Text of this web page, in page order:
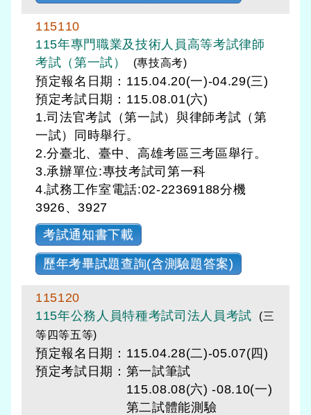
115110
115年專門職業及技術人員高等考試律師
考試（第一試）
(專技高考)
預定報名日期：115.04.20(一)-04.29(三)
預定考試日期： 115.08.01(六)
1.司法官考試（第一試）與律師考試（第
一試）同時舉行。
2.分臺北、臺中、高雄考區三考區舉行。
3.承辦單位:專技考試司第一科
4.試務工作室電話:02-22369188分機
3926、3927
考試通知書下載
歷年考畢試題查詢(含測驗題答案)
115120
115年公務人員特種考試司法人員考試
(三
等四等五等)
預定報名日期：115.04.28(二)-05.07(四)
預定考試日期： 第一試筆試
115.08.08(六) -08.10(一)
第二試體能測驗